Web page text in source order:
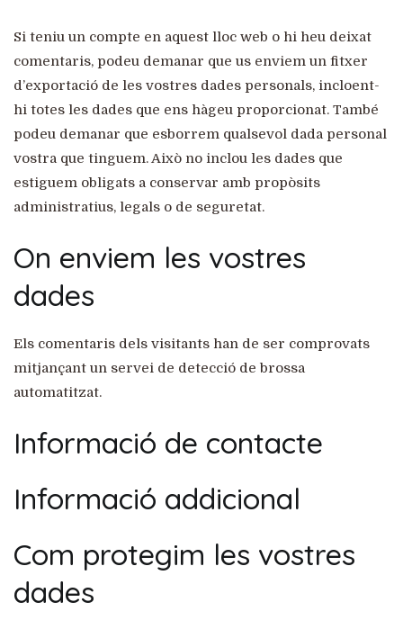
Si teniu un compte en aquest lloc web o hi heu deixat
comentaris, podeu demanar que us enviem un fitxer
d’exportació de les vostres dades personals, incloent-
hi totes les dades que ens hàgeu proporcionat. També
podeu demanar que esborrem qualsevol dada personal
vostra que tinguem. Això no inclou les dades que
estiguem obligats a conservar amb propòsits
administratius, legals o de seguretat.
On enviem les vostres
dades
Els comentaris dels visitants han de ser comprovats
mitjançant un servei de detecció de brossa
automatitzat.
Informació de contacte
Informació addicional
Com protegim les vostres
dades